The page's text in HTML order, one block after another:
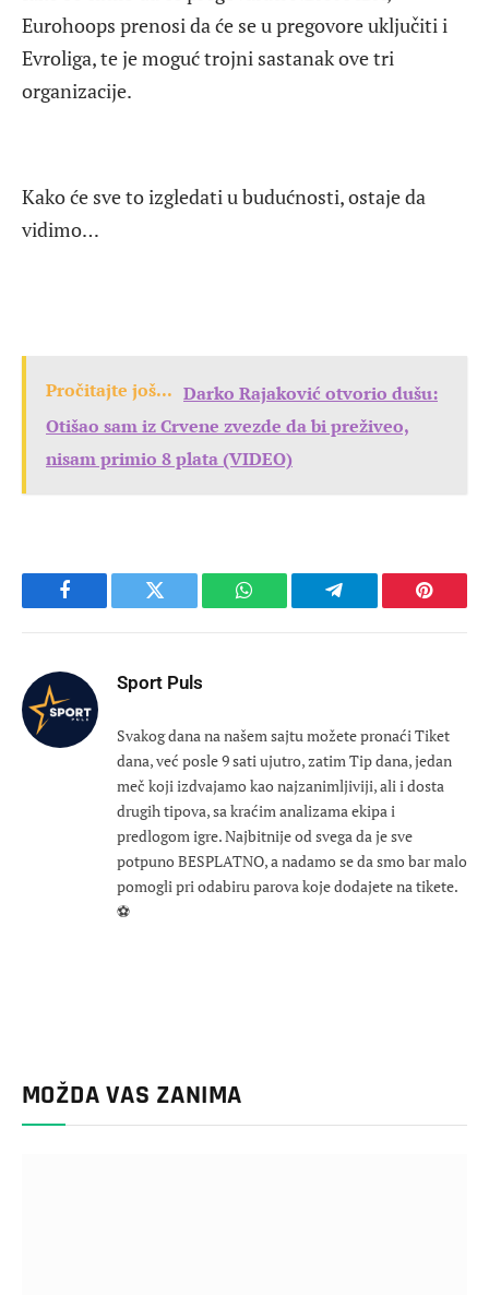
Eurohoops prenosi da će se u pregovore uključiti i
Evroliga, te je moguć trojni sastanak ove tri
organizacije.
Kako će sve to izgledati u budućnosti, ostaje da
vidimo…
Pročitajte još... Darko Rajaković otvorio dušu:
Otišao sam iz Crvene zvezde da bi preživeo,
nisam primio 8 plata (VIDEO)
Facebook Twitter WhatsApp Telegram
Sport Puls
Svakog dana na našem sajtu možete pronaći Tiket
dana, već posle 9 sati ujutro, zatim Tip dana, jedan
meč koji izdvajamo kao najzanimljiviji, ali i dosta
drugih tipova, sa kraćim analizama ekipa i
predlogom igre. Najbitnije od svega da je sve
potpuno BESPLATNO, a nadamo se da smo bar malo
pomogli pri odabiru parova koje dodajete na tikete.
⚽
MOŽDA VAS ZANIMA